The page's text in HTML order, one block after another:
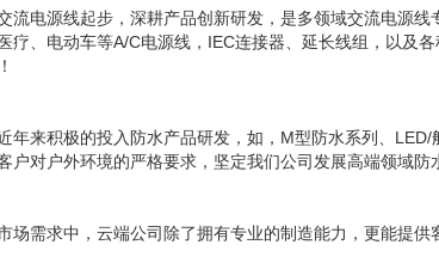
流电源线起步，深耕产品创新研发，是多领域交流电源
疗、电动车等A/C电源线，IEC连接器、延长线组，以及
年来积极的投入防水产品研发，如，M型防水系列、
户对户外环境的严格要求，坚定我们公司发展高端领域防
场需求中，云端公司除了拥有专业的制造能力，更能提